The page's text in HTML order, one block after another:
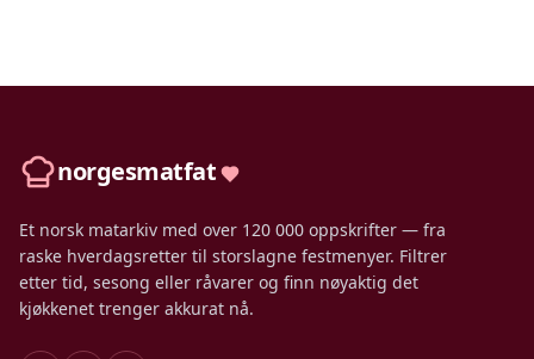
norgesmatfat
Et norsk matarkiv med over 120 000 oppskrifter — fra
raske hverdagsretter til storslagne festmenyer. Filtrer
etter tid, sesong eller råvarer og finn nøyaktig det
kjøkkenet trenger akkurat nå.